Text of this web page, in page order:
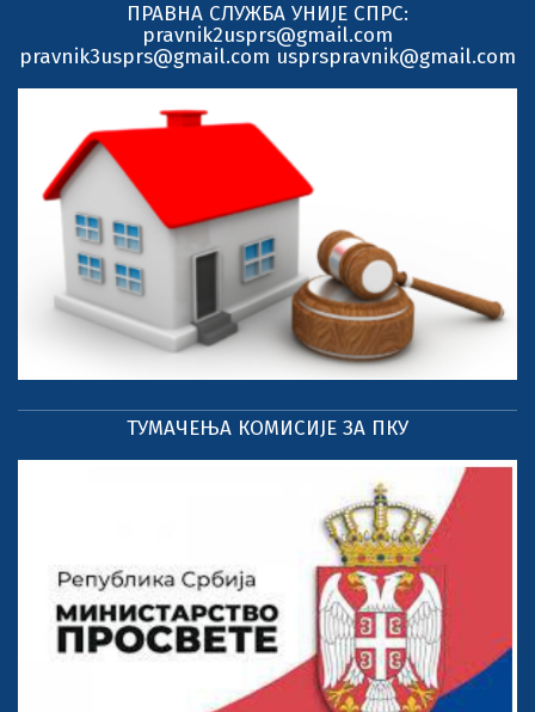
ПРАВНА СЛУЖБА УНИЈЕ СПРС:
pravnik2usprs@gmail.com
pravnik3usprs@gmail.com usprspravnik@gmail.com
ТУМАЧЕЊА КОМИСИЈЕ ЗА ПКУ